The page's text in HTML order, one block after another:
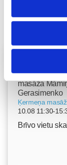
Grūtnieču
masāža
Gerasimenko
Ķermeņa
10.08 11:30-
Brīvo vietu